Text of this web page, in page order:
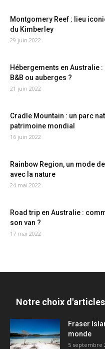
Montgomery Reef : lieu
du Kimberley
29 juin 2022
Hébergements en Australie :
B&B ou auberges ?
21 juin 2022
Cradle Mountain : un parc
patrimoine mondial
16 juin 2022
Rainbow Region, un mode
avec la nature
24 mai 2022
Road trip en Australie :
son van ?
17 mai 2022
Notre choix d'articles
Fraser
monde
5 septembre